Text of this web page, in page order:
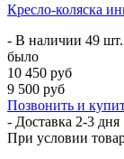
Кресло-коляска
- В наличии 49 шт.
было
10 450 руб
9 500 руб
Позвонить и
- Доставка 2-3 дня
При условии